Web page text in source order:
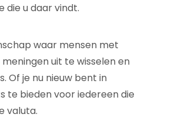
die u daar vindt.
waar mensen met
uit te wisselen en
Of je nu nieuw bent in
te bieden voor iedereen die
valuta.